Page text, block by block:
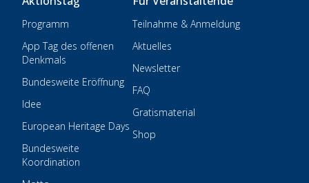
Programm
App Tag des offenen
Denkmals
Bundesweite Eröffnung
Idee
European Heritage Days
Bundesweite
Koordination
Teilnahme & Anmeldung
Aktuelles
Newsletter
FAQ
Gratismaterial
Shop